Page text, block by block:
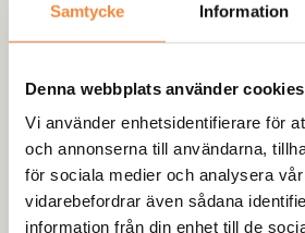
Samtycke Information
Denna webbplats använder cookies
Vi använder enhetsidentifierare för
och annonserna till användarna,
för sociala medier och analysera
vidarebefordrar även sådana
information från din enhet till de
situationer!
Artikelnr:LSK213 Kategori:Bussningar
Skickas från centrallagret: